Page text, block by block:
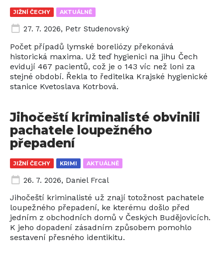
JIŽNÍ ČECHY AKTUÁLNĚ
27. 7. 2026, Petr Studenovský
Počet případů lymské boreliózy překonává
historická maxima. Už teď hygienici na jihu Čech
evidují 467 pacientů, což je o 143 víc než loni za
stejné období. Řekla to ředitelka Krajské hygienické
stanice Kvetoslava Kotrbová.
JIŽNÍ ČECHY KRIMI AKTUÁLNĚ
Jihočeští kriminalisté obvinili
pachatele loupežného
přepadení
26. 7. 2026, Daniel Frcal
Jihočeští kriminalisté už znají totožnost pachatele
loupežného přepadení, ke kterému došlo před
jedním z obchodních domů v Českých Budějovicích.
K jeho dopadení zásadním způsobem pomohlo
sestavení přesného identikitu.